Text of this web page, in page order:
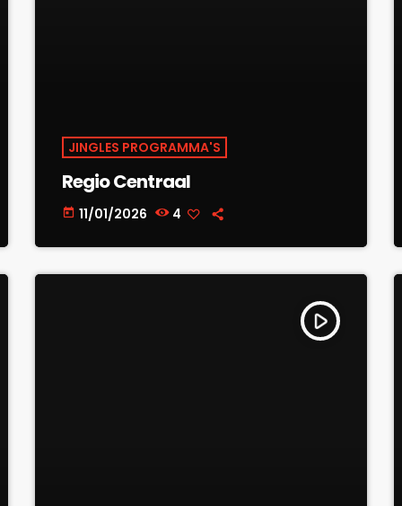
JINGLES PROGRAMMA'S
Regio Centraal
today 11/01/2026 4
play_arrow